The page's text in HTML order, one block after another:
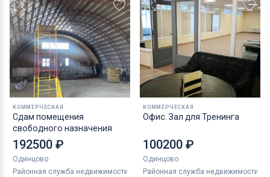
КОММЕРЧЕСКАЯ
Сдам помещения
свободного назначения
192500 ₽
Одинцово
Районная служба недвижимости
КОММЕРЧЕСКАЯ
Офис. Зал для Тренинга
100200 ₽
Одинцово
Районная служба недвижимости